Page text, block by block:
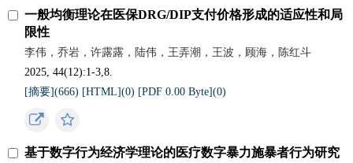
一般均衡理论在医保DRG/DIP支付价格形成的适应性和局
限性
李伟，乔岩，许露露，陆伟，王弄潮，王波，顾海，陈红斗
2025, 44(12):1-3,8.
[摘要](666) [HTML](0) [PDF 0.00 Byte](0)
基于数字行为经济学理论的医疗数字暴力施暴者行为研究